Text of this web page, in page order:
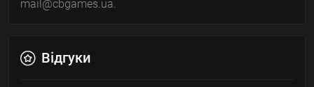
mail@cbgames.ua.
Відгуки